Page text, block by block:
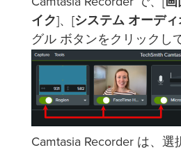
イク]、[システム オーディ
グル ボタンをクリックし
Camtasia Recorder は、